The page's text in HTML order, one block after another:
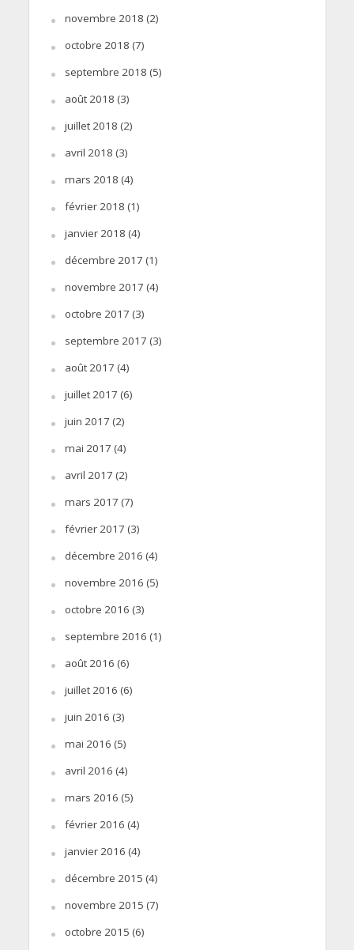
novembre 2018 (2)
octobre 2018 (7)
septembre 2018 (5)
août 2018 (3)
juillet 2018 (2)
avril 2018 (3)
mars 2018 (4)
février 2018 (1)
janvier 2018 (4)
décembre 2017 (1)
novembre 2017 (4)
octobre 2017 (3)
septembre 2017 (3)
août 2017 (4)
juillet 2017 (6)
juin 2017 (2)
mai 2017 (4)
avril 2017 (2)
mars 2017 (7)
février 2017 (3)
décembre 2016 (4)
novembre 2016 (5)
octobre 2016 (3)
septembre 2016 (1)
août 2016 (6)
juillet 2016 (6)
juin 2016 (3)
mai 2016 (5)
avril 2016 (4)
mars 2016 (5)
février 2016 (4)
janvier 2016 (4)
décembre 2015 (4)
novembre 2015 (7)
octobre 2015 (6)